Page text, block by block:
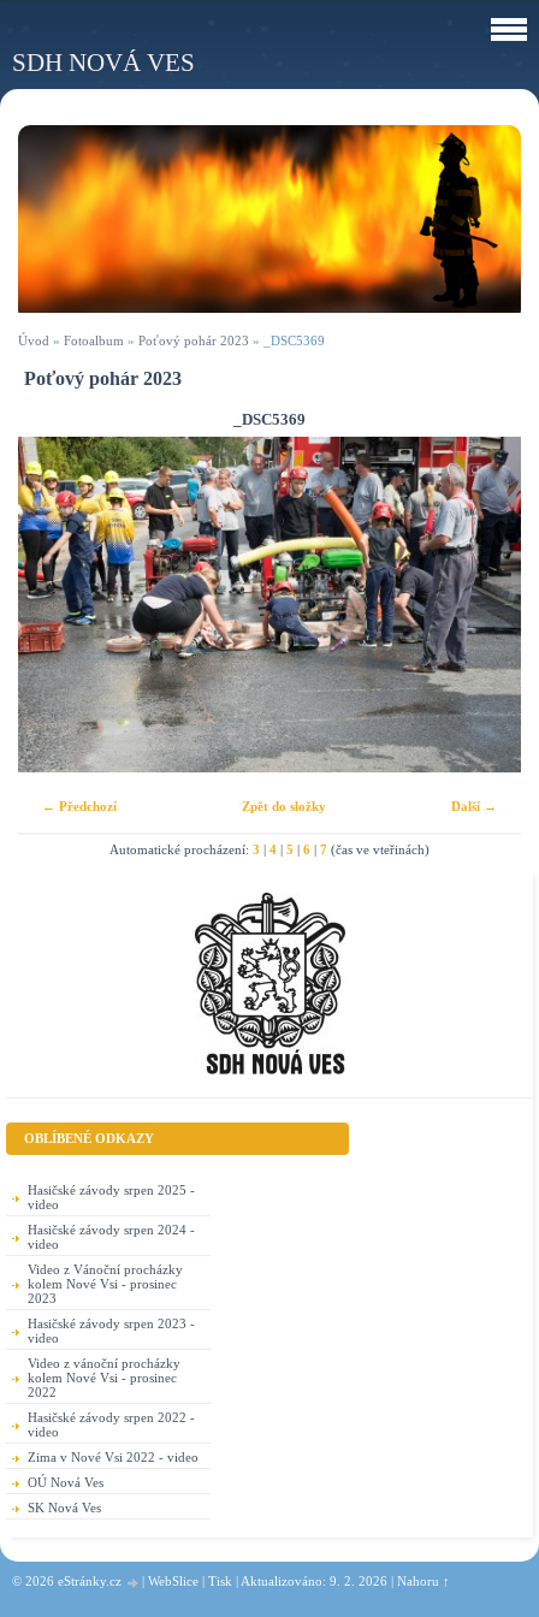
SDH NOVÁ VES
Úvod » Fotoalbum » Poťový pohár 2023 » _DSC5369
Poťový pohár 2023
_DSC5369
← Předchozí Další →
Zpět do složky
Automatické procházení: 3 | 4 | 5 | 6 | 7 (čas ve vteřinách)
OBLÍBENÉ ODKAZY
Hasičské závody srpen 2025 -
video
Hasičské závody srpen 2024 -
video
Video z Vánoční procházky
kolem Nové Vsi - prosinec
2023
Hasičské závody srpen 2023 -
video
Video z vánoční procházky
kolem Nové Vsi - prosinec
2022
Hasičské závody srpen 2022 -
video
Zima v Nové Vsi 2022 - video
OÚ Nová Ves
SK Nová Ves
© 2026 eStránky.cz | WebSlice | Tisk | Aktualizováno: 9. 2. 2026 | Nahoru ↑